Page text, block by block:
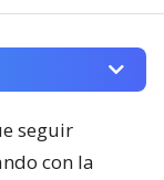
seguir
con la